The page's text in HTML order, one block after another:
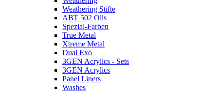
Weathering Stifte
ABT 502 Oils
Spezial-Farben
True Metal
Xtreme Metal
Dual Exo
3GEN Acrylics - Sets
3GEN Acrylics
Panel Liners
Washes